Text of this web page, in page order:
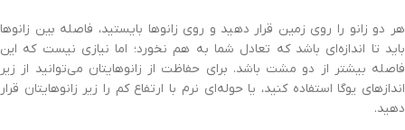
هر دو زانو را روی زمین قرار دهید و روی زانوها بایستید، فاصله بین زانوها
باید تا اندازه‌ای باشد که تعادل شما به هم نخورد؛ اما نیازی نیست که این
فاصله بیشتر از دو مشت باشد. برای حفاظت از زانوهایتان می‌توانید از زیر
اندازهای یوگا استفاده کنید، یا حوله‌ای نرم با ارتفاع کم را زیر زانوهایتان قرار
دهید.